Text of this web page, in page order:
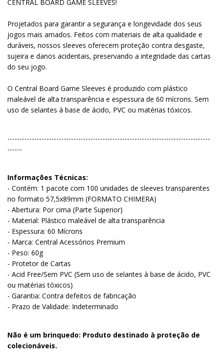
CENTRAL BOARD GAME SLEEVES!
Projetados para garantir a segurança e longevidade dos seus
jogos mais amados. Feitos com materiais de alta qualidade e
duráveis, nossos sleeves oferecem proteção contra desgaste,
sujeira e danos acidentais, preservando a integridade das cartas
do seu jogo.
O Central Board Game Sleeves é produzido com plástico
maleável de alta transparência e espessura de 60 mícrons. Sem
uso de selantes à base de ácido, PVC ou matérias tóxicos.
-----------------------------------------------------------------------------------
------
Informações Técnicas:
- Contém: 1 pacote com 100 unidades de sleeves transparentes
no formato 57,5x89mm (FORMATO CHIMERA)
- Abertura: Por cima (Parte Superior)
- Material: Plástico maleável de alta transparência
- Espessura: 60 Mícrons
- Marca: Central Acessórios Premium
- Peso: 60g
- Protetor de Cartas
- Acid Free/Sem PVC (Sem uso de selantes à base de ácido, PVC
ou matérias tóxicos)
- Garantia: Contra defeitos de fabricação
- Prazo de Validade: Indeterminado
Não é um brinquedo: Produto destinado à proteção de
colecionáveis.